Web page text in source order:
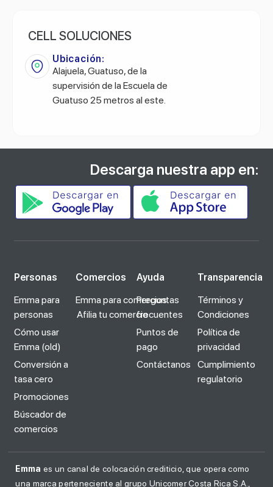
CELL SOLUCIONES
Ubicación:
Alajuela, Guatuso, de la
supervisión de la Escuela de
Guatuso 25 metros al este.
Descarga nuestra app en:
Personas
Emma para
personas
Cómo usar
Emma (old)
Conversión a
tasa cero
Promociones
Búscador de
comercios
Comercios
Emma para comercios
Afilia tu comercio
Ayuda
Preguntas
frecuentes
Puntos de
pago
Contáctanos
Transparencia
Términos y
Condiciones
Política de
privacidad
Cumplimiento
regulatorio
Emma es un canal de colocación crediticio, que opera como
una marca perteneciente al grupo Unicomer Costa Rica S.A.,